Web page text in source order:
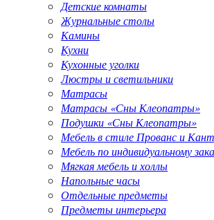
Детские комнаты
Журнальные столы
Камины
Кухни
Кухонные уголки
Люстры и светильники
Матрасы
Матрасы «Сны Клеопатры»
Подушки «Сны Клеопатры»
Мебель в стиле Прованс и
Мебель по индивидуальному
Мягкая мебель и холлы
Напольные часы
Отдельные предметы
Предметы интерьера